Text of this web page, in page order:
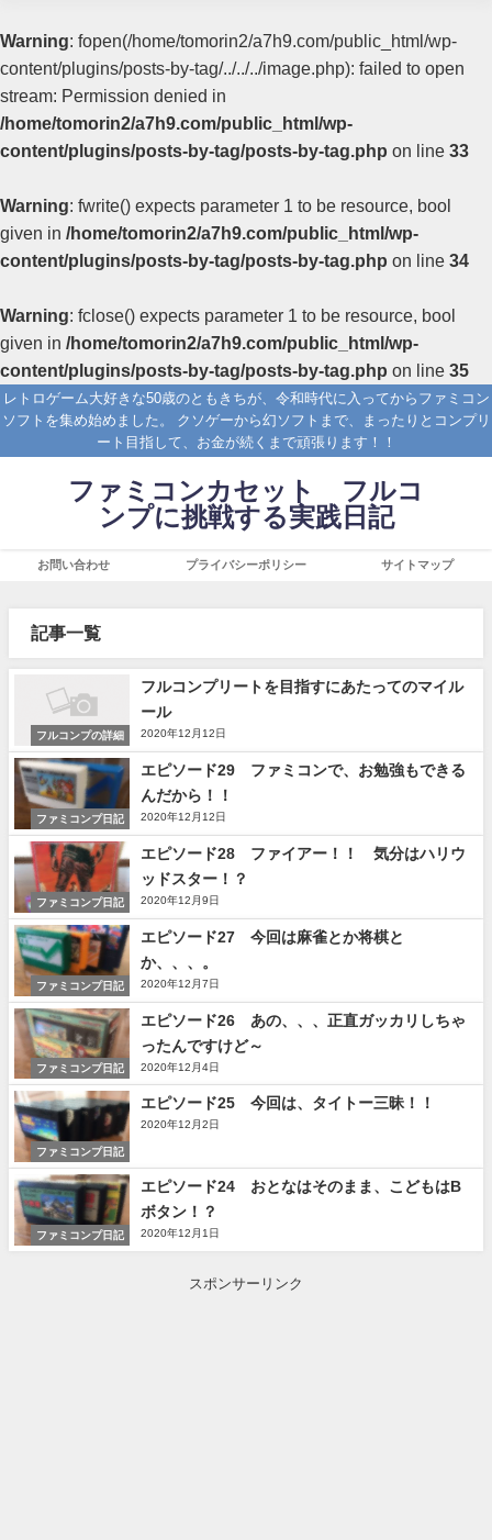
Warning: fopen(/home/tomorin2/a7h9.com/public_html/wp-
content/plugins/posts-by-tag/../../../image.php): failed to open
stream: Permission denied in
/home/tomorin2/a7h9.com/public_html/wp-
content/plugins/posts-by-tag/posts-by-tag.php on line 33
Warning: fwrite() expects parameter 1 to be resource, bool
given in /home/tomorin2/a7h9.com/public_html/wp-
content/plugins/posts-by-tag/posts-by-tag.php on line 34
Warning: fclose() expects parameter 1 to be resource, bool
given in /home/tomorin2/a7h9.com/public_html/wp-
content/plugins/posts-by-tag/posts-by-tag.php on line 35
レトロゲーム大好きな50歳のともきちが、令和時代に入ってからファミコン
ソフトを集め始めました。 クソゲーから幻ソフトまで、まったりとコンプリ
ート目指して、お金が続くまで頑張ります！！
ファミコンカセット フルコ
ンプに挑戦する実践日記
お問い合わせ プライバシーポリシー サイトマップ
記事一覧
フルコンプの詳細
フルコンプリートを目指すにあたってのマイル
ール
2020年12月12日
ファミコンプ日記
エピソード29 ファミコンで、お勉強もできる
んだから！！
2020年12月12日
ファミコンプ日記
エピソード28 ファイアー！！ 気分はハリウ
ッドスター！？
2020年12月9日
ファミコンプ日記
エピソード27 今回は麻雀とか将棋と
か、、、。
2020年12月7日
ファミコンプ日記
エピソード26 あの、、、正直ガッカリしちゃ
ったんですけど～
2020年12月4日
ファミコンプ日記
エピソード25 今回は、タイトー三昧！！
2020年12月2日
ファミコンプ日記
エピソード24 おとなはそのまま、こどもはB
ボタン！？
2020年12月1日
スポンサーリンク